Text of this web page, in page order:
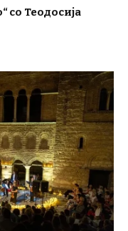
со Теодосија